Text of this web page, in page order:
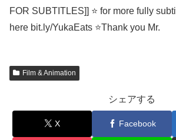
FOR SUBTITLES]] ⭐ for more fully
here bit.ly/YukaEats ⭐️Thank you Mr.
Film & Animation
シェアする
X Facebook